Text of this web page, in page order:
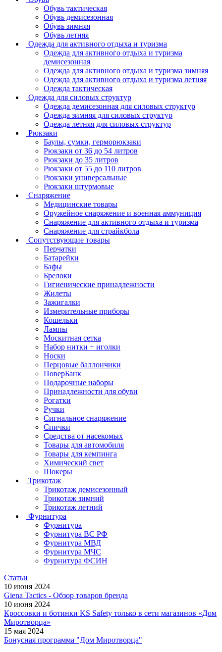
Обувь тактическая
Обувь демисезонная
Обувь зимняя
Обувь летняя
Одежда для активного отдыха и туризма
Одежда для активного отдыха и туризма
демисезонная
Одежда для активного отдыха и туризма зимняя
Одежда для активного отдыха и туризма летняя
Одежда тактическая
Одежда для силовых структур
Одежда демисезонная для силовых структур
Одежда зимняя для силовых структур
Одежда летняя для силовых структур
Рюкзаки
Баулы, сумки, герморюкзаки
Рюкзаки от 36 до 54 литров
Рюкзаки до 35 литров
Рюкзаки от 55 до 110 литров
Рюкзаки универсальные
Рюкзаки штурмовые
Снаряжение
Медицинские товары
Оружейное снаряжение и военная аммуниция
Снаряжение для активного отдыха и туризма
Снаряжение для страйкбола
Сопутствующие товары
Перчатки
Батарейки
Бафы
Брелоки
Гигиенические принадлежности
Жилеты
Зажигалки
Измерительные приборы
Кошельки
Лампы
Москитная сетка
Набор нитки + иголки
Носки
Перцовые баллончики
ПоверБанк
Подарочные наборы
Принадлежности для обуви
Рогатки
Ручки
Сигнальное снаряжение
Спички
Средства от насекомых
Товары для автомобиля
Товары для кемпинга
Химический свет
Шокеры
Трикотаж
Трикотаж демисезонный
Трикотаж зимний
Трикотаж летний
Фурнитура
Фурнитура
Фурнитура ВС РФ
Фурнитура МВД
Фурнитура МЧС
Фурнитура ФСИН
Статьи
10 июня 2024
Giena Tactics - Обзор товаров бренда
10 июня 2024
Кроссовки и ботинки KS Safety только в сети магазинов «Дом
Миротворца»
15 мая 2024
Бонусная программа "Дом Миротворца"